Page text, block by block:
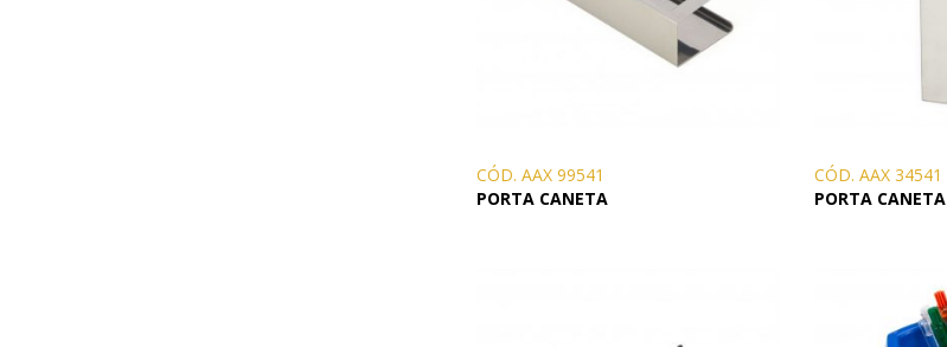
KIT CANETA LAPISEIRA
RISQUE RABISQUE
CÓD. AAX 99541
PORTA CANETA
CÓD. AAX 34541
PORTA CANETA